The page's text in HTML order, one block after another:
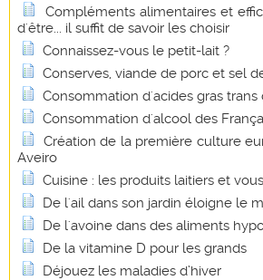
Compléments alimentaires et
d'être... il suffit de savoir les choisir
Connaissez-vous le petit-lait ?
Conserves, viande de porc et sel
Consommation d'acides gras
Consommation d'alcool des
Création de la première culture
Aveiro
Cuisine : les produits laitiers et vous
De l'ail dans son jardin éloigne le
De l'avoine dans des aliments
De la vitamine D pour les grands
Déjouez les maladies d’hiver